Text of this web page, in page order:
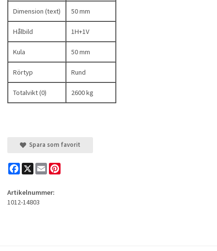
Dimension (text) 50 mm
Hålbild 1H+1V
Kula 50 mm
Rörtyp Rund
Totalvikt (0) 2600 kg
Spara som favorit
Facebook
X Email
Artikelnummer:
1012-14803